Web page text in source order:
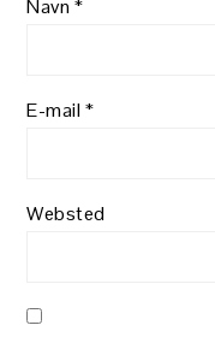
Navn *
E-mail*
Websted